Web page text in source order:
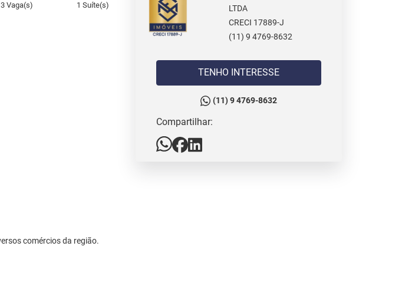
3 Vaga(s) 1 Suíte(s)
comércios da região.
LTDA
CRECI 17889-J
(11) 9 4769-8632
TENHO INTERESSE
(11) 9 4769-8632
Compartilhar: